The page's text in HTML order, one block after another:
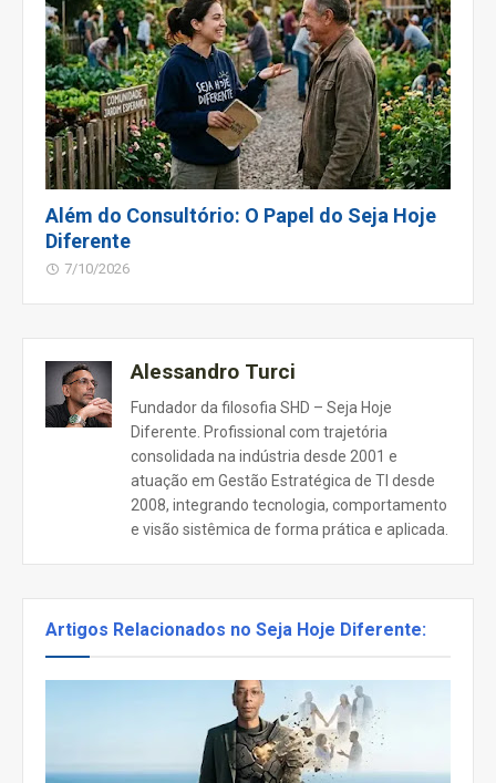
Além do Consultório: O Papel do Seja Hoje
Diferente
7/10/2026
Alessandro Turci
Fundador da filosofia SHD – Seja Hoje
Diferente. Profissional com trajetória
consolidada na indústria desde 2001 e
atuação em Gestão Estratégica de TI desde
2008, integrando tecnologia, comportamento
e visão sistêmica de forma prática e aplicada.
Artigos Relacionados no Seja Hoje Diferente: